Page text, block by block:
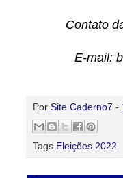
Contato
E-mail:
Por Site Caderno7 -
Tags Eleições 2022